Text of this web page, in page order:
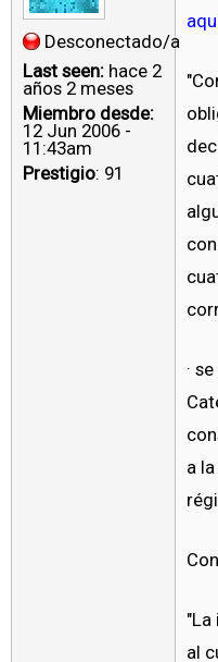
Desconectado/a
Last seen: hace 2
años 2 meses
Miembro desde:
12 Jun 2006 -
11:43am
Prestigio: 91
·
a
al